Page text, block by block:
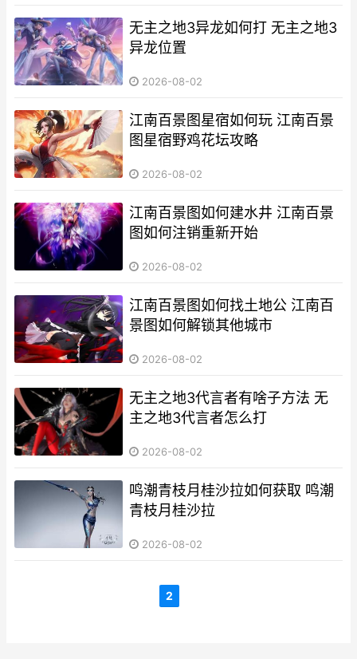
无主之地3异龙如何打 无主之地3
异龙位置
2026-08-02
江南百景图星宿如何玩 江南百景
图星宿野鸡花坛攻略
2026-08-02
江南百景图如何建水井 江南百景
图如何注销重新开始
2026-08-02
江南百景图如何找土地公 江南百
景图如何解锁其他城市
2026-08-02
无主之地3代言者有啥子方法 无
主之地3代言者怎么打
2026-08-02
鸣潮青枝月桂沙拉如何获取 鸣潮
青枝月桂沙拉
2026-08-02
2